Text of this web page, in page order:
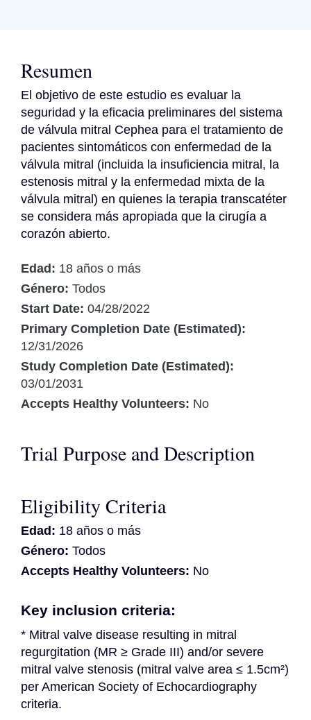
Resumen
El objetivo de este estudio es evaluar la
seguridad y la eficacia preliminares del sistema
de válvula mitral Cephea para el tratamiento de
pacientes sintomáticos con enfermedad de la
válvula mitral (incluida la insuficiencia mitral, la
estenosis mitral y la enfermedad mixta de la
válvula mitral) en quienes la terapia transcatéter
se considera más apropiada que la cirugía a
corazón abierto.
Edad: 18 años o más
Género: Todos
Start Date: 04/28/2022
Primary Completion Date (Estimated):
12/31/2026
Study Completion Date (Estimated):
03/01/2031
Accepts Healthy Volunteers: No
Trial Purpose and Description
Eligibility Criteria
Edad: 18 años o más
Género: Todos
Accepts Healthy Volunteers: No
Key inclusion criteria:
* Mitral valve disease resulting in mitral
regurgitation (MR ≥ Grade III) and/or severe
mitral valve stenosis (mitral valve area ≤ 1.5cm²)
per American Society of Echocardiography
criteria.